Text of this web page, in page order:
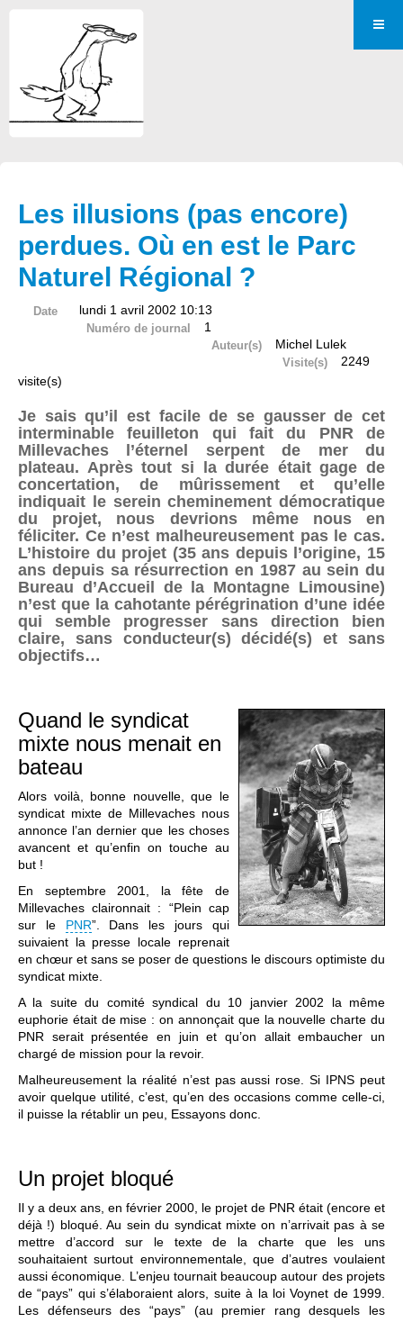
Les illusions (pas encore)
perdues. Où en est le Parc
Naturel Régional ?
Date lundi 1 avril 2002 10:13
Numéro de journal 1
Auteur(s) Michel Lulek
Visite(s)
2249
visite(s)
Je sais qu’il est facile de se gausser de cet
interminable feuilleton qui fait du PNR de
Millevaches l’éternel serpent de mer du
plateau. Après tout si la durée était gage de
concertation, de mûrissement et qu’elle
indiquait le serein cheminement démocratique
du projet, nous devrions même nous en
féliciter. Ce n’est malheureusement pas le cas.
L’histoire du projet (35 ans depuis l’origine, 15
ans depuis sa résurrection en 1987 au sein du
Bureau d’Accueil de la Montagne Limousine)
n’est que la cahotante pérégrination d’une idée
qui semble progresser sans direction bien
claire, sans conducteur(s) décidé(s) et sans
objectifs…
Quand le syndicat
mixte nous menait en
bateau
Alors voilà, bonne nouvelle, que le
syndicat mixte de Millevaches nous
annonce l’an dernier que les choses
avancent et qu’enfin on touche au
but !
En septembre 2001, la fête de
Millevaches claironnait : “Plein cap
sur le PNR”. Dans les jours qui
suivaient la presse locale reprenait
en chœur et sans se poser de questions le discours optimiste du
syndicat mixte.
A la suite du comité syndical du 10 janvier 2002 la même
euphorie était de mise : on annonçait que la nouvelle charte du
PNR serait présentée en juin et qu’on allait embaucher un
chargé de mission pour la revoir.
Malheureusement la réalité n’est pas aussi rose. Si IPNS peut
avoir quelque utilité, c’est, qu’en des occasions comme celle-ci,
il puisse la rétablir un peu, Essayons donc.
Un projet bloqué
Il y a deux ans, en février 2000, le projet de PNR était (encore et
déjà !) bloqué. Au sein du syndicat mixte on n’arrivait pas à se
mettre d’accord sur le texte de la charte que les uns
souhaitaient surtout environnementale, que d’autres voulaient
aussi économique. L’enjeu tournait beaucoup autour des projets
de “pays” qui s’élaboraient alors, suite à la loi Voynet de 1999.
Les défenseurs des “pays” (au premier rang desquels les